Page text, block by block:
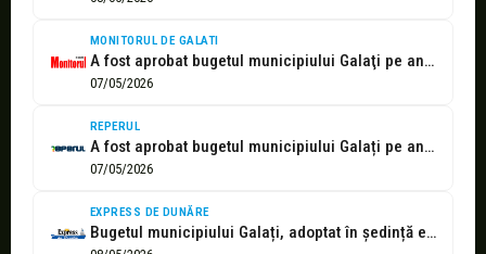
MONITORUL DE GALATI
A fost aprobat bugetul municipiului Galaţi pe anul 2026. Ionuţ Pucheanu: „Este...
07/05/2026
REPERUL
A fost aprobat bugetul municipiului Galați pe anul 2026
07/05/2026
EXPRESS DE DUNĂRE
Bugetul municipiului Galați, adoptat în ședință extraordinară a Consiliului Local! - Ziar...